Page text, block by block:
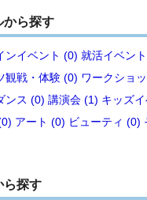
から探す
ンイベント (0) 就活イベン
観戦・体験 (0) ワークショ
ンス (0) 講演会 (1) キッズ
アート (0) ビューティ (0)
ら探す